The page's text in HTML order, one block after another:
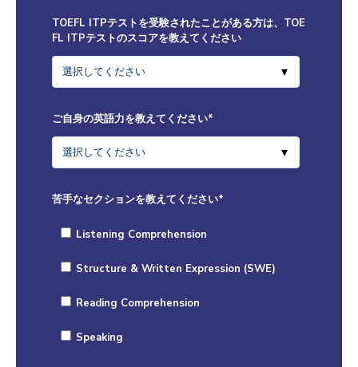
TOEFL ITPテストを受験されたことがある方は、TOE
FL ITPテストのスコアを教えてください
ご自身の英語力を教えてください*
苦手なセクションを教えてください*
Listening Comprehension
Structure & Written Expression (SWE)
Reading Comprehension
Speaking